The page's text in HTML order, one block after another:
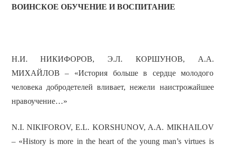
ВОИНСКОЕ ОБУЧЕНИЕ И ВОСПИТАНИЕ
Н.И. НИКИФОРОВ, Э.Л. КОРШУНОВ, А.А.
МИХАЙЛОВ – «История больше в сердце молодого
человека добродетелей вливает, нежели наистрожайшее
нравоучение…»
N.I. NIKIFOROV, E.L. KORSHUNOV, A.A. MIKHAILOV
– «History is more in the heart of the young man’s virtues is